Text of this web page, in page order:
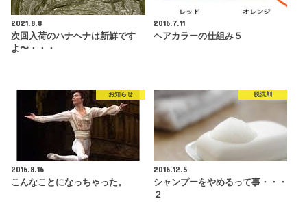
2021.8.8
次回入荷のハナヘナは新鮮です
よ〜・・・
2016.7.11
ヘアカラーの仕組み５
お知らせ
2016.8.16
こんなことになっちゃった。
脱洗剤
2016.12.5
シャンプーをやめるって事・・・
２